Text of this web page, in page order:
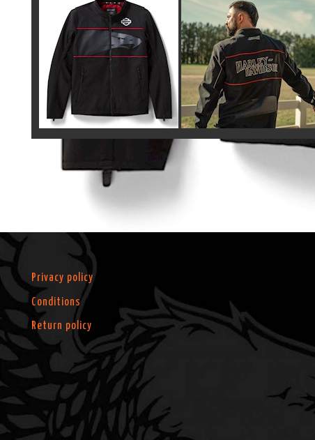
Privacy policy
Conditions
Return policy